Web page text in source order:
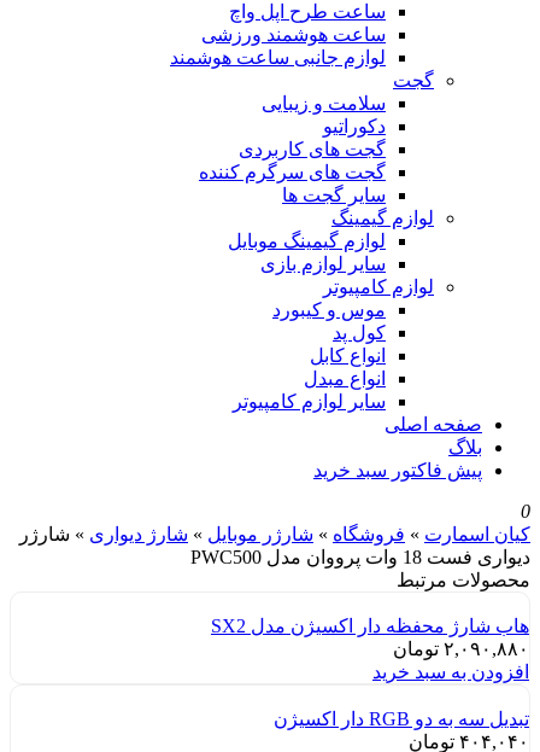
ساعت طرح اپل واچ
ساعت هوشمند ورزشی
لوازم جانبی ساعت هوشمند
گجت
سلامت و زیبایی
دکوراتیو
گجت های کاربردی
گجت های سرگرم کننده
سایر گجت ها
لوازم گیمینگ
لوازم گیمینگ موبایل
سایر لوازم بازی
لوازم کامپیوتر
موس و کیبورد
کول پد
انواع کابل
انواع مبدل
سایر لوازم کامپیوتر
صفحه اصلی
بلاگ
پیش فاکتور سبد خرید
0
کیان اسمارت » فروشگاه » شارژر موبایل » شارژ دیواری » شارژر
دیواری فست 18 وات پرووان مدل PWC500
محصولات مرتبط
هاب شارژ محفظه دار اکسیژن مدل SX2
۲,۰۹۰,۸۸۰ تومان
افزودن به سبد خرید
تبدیل سه به دو RGB دار اکسیژن
۴۰۴,۰۴۰ تومان